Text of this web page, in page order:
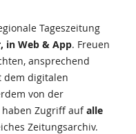
Tageszeitung
in Web & App. Freuen
ansprechend
dem digitalen
von der
haben Zugriff aufalle
Zeitungsarchiv.